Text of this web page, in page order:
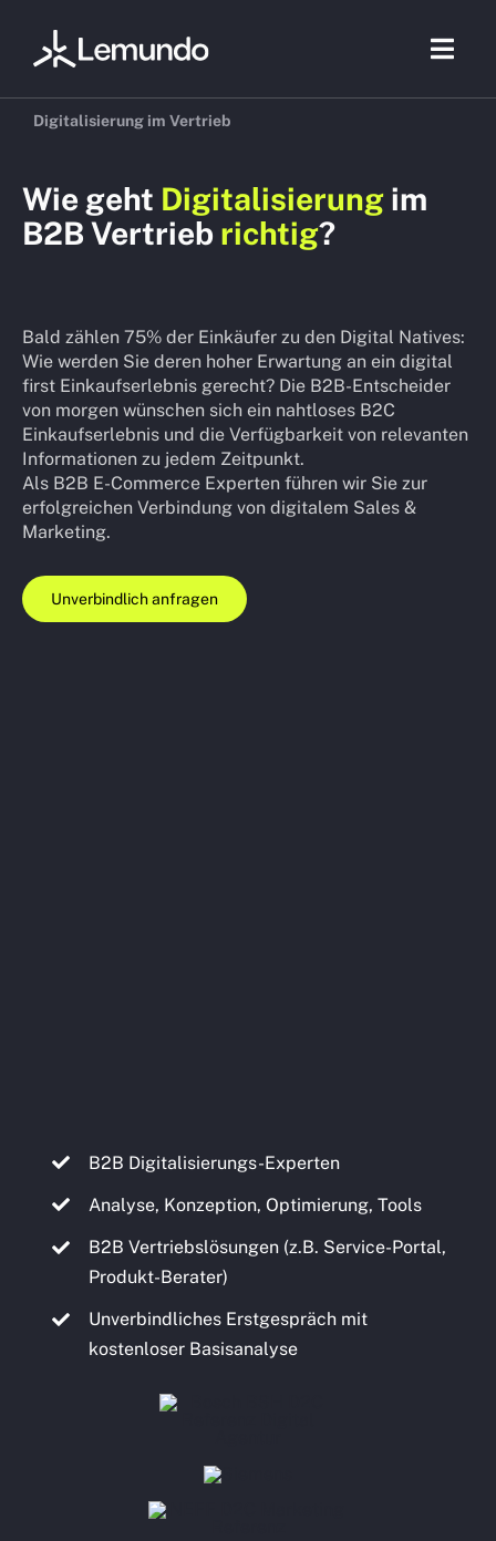
springen
Beratung
E-
Marketing
Branchen
Über uns
Digitalisierung im Vertrieb
Wie geht Digitalisierung im
B2B Vertrieb richtig?
Bald zählen 75% der Einkäufer zu den Digital Natives:
Wie werden Sie deren hoher Erwartung an ein digital
first Einkaufserlebnis gerecht? Die B2B-Entscheider
von morgen wünschen sich ein nahtloses B2C
Einkaufserlebnis und die Verfügbarkeit von relevanten
Informationen zu jedem Zeitpunkt.
Als B2B E-Commerce Experten führen wir Sie zur
erfolgreichen Verbindung von digitalem Sales &
Marketing.
Unverbindlich anfragen
B2B Digitalisierungs-Experten
Analyse, Konzeption, Optimierung, Tools
B2B Vertriebslösungen (z.B. Service-Portal,
Produkt-Berater)
Unverbindliches Erstgespräch mit
kostenloser Basisanalyse